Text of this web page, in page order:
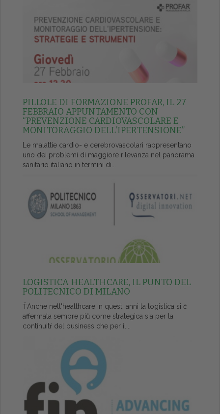
PILLOLE DI FORMAZIONE PROFAR, IL 27
FEBBRAIO APPUNTAMENTO CON
“PREVENZIONE CARDIOVASCOLARE E
MONITORAGGIO DELL’IPERTENSIONE”
Le malattie cardio- e cerebrovascolari rappresentano
uno dei problemi di maggiore rilevanza nel panorama
sanitario italiano in termini di...
LOGISTICA HEALTHCARE, IL PUNTO DEL
POLITECNICO DI MILANO
ŤAnche nell'healthcare in questi anni la logistica si č
affermata sempre piů come strategica sia per la
continuitŕ del business che per il...